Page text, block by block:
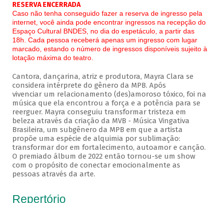
RESERVA ENCERRADA
Caso não tenha conseguido fazer a reserva de ingresso pela
internet, você ainda pode encontrar ingressos na recepção do
Espaço Cultural BNDES, no dia do espetáculo, a partir das
18h. Cada pessoa receberá apenas um ingresso com lugar
marcado, estando o número de ingressos disponíveis sujeito à
lotação máxima do teatro.
Cantora, dançarina, atriz e produtora, Mayra Clara se
considera intérprete do gênero da MPB. Após
vivenciar um relacionamento (des)amoroso tóxico, foi na
música que ela encontrou a força e a potência para se
reerguer. Mayra conseguiu transformar tristeza em
beleza através da criação da MVB - Música Vingativa
Brasileira, um subgênero da MPB em que a artista
propõe uma espécie de alquimia por sublimação:
transformar dor em fortalecimento, autoamor e canção.
O premiado álbum de 2022 então tornou-se um show
com o propósito de conectar emocionalmente as
pessoas através da arte.
Repertório